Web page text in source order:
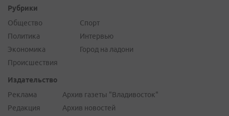
Рубрики
Общество
Политика
Экономика
Происшествия
Спорт
Интервью
Город на ладони
Издательство
Реклама
Редакция
Архив газеты "Владивосток"
Архив новостей